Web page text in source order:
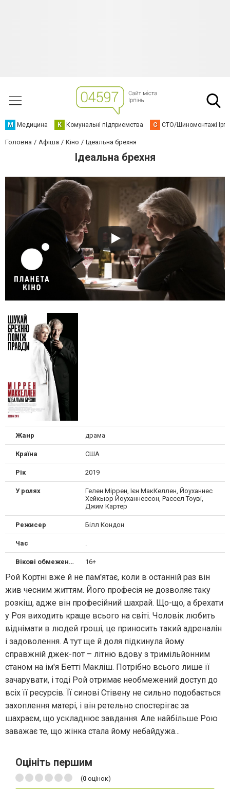
М Медицина К Комунальні підприємства С СТО/Шиномонтажі
Головна Афіша Кіно Ідеальна брехня
Ідеальна брехня
Жанр драма
Країна США
Рік 2019
У ролях
Гелен Міррен, Ієн МакКеллен, Йоуханнес
Хейкьюр Йоуханнессон, Рассел Тоуві,
Джим Картер
Режисер Білл Кондон
Час
Вікові обмеження 16+
Рой Кортні вже й не пам'ятає, коли в останній раз він
жив чесним життям. Його професія не дозволяє таку
розкіш, адже він професійний шахрай. Що-що, а брехати
у Роя виходить краще всього на світі. Чоловік любить
віднімати в людей гроші, це приносить такий адреналін
і задоволення. А тут ще й доля підкинула йому
справжній джек-пот – літню вдову з тримільйонним
станом на ім'я Бетті Макліш. Потрібно всього лише її
зачарувати, і тоді Рой отримає необмежений доступ до
всіх її ресурсів. Її синові Стівену не сильно подобається
захоплення матері, і він ретельно спостерігає за
шахраєм, що ускладнює завдання. Але найбільше Рою
заважає те, що жінка стала йому небайдужа...
Оцініть першим
(0 оцінок)